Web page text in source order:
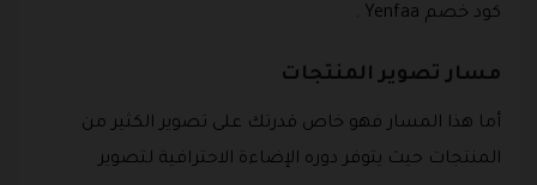
كود خصم Yenfaa .
مسار تصوير المنتجات
أما هذا المسار فهو خاص قدرتك على تصوير الكثير من
المنتجات حيث يتوفر دوره الإضاءة الاحترافية لتصوير